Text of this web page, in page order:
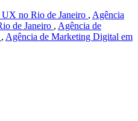
no Rio de Janeiro , Agência
de Janeiro , Agência de
, Agência de Marketing Digital em